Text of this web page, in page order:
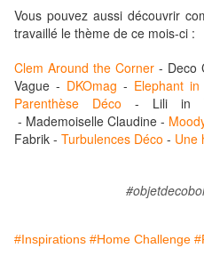
Vous pouvez aussi découvrir
travaillé le thème de ce mois-ci :
Clem Around the Corner - Deco
Vague - DKOmag - Elephant
Parenthèse Déco - Lili in
- Mademoiselle Claudine -
Fabrik - Turbulences Déco - Une
#Inspirations #Home Challenge